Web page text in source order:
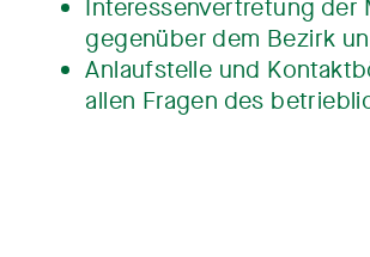
Interessenvertretung der
gegenüber dem Bezirk
Anlaufstelle und
allen Fragen des